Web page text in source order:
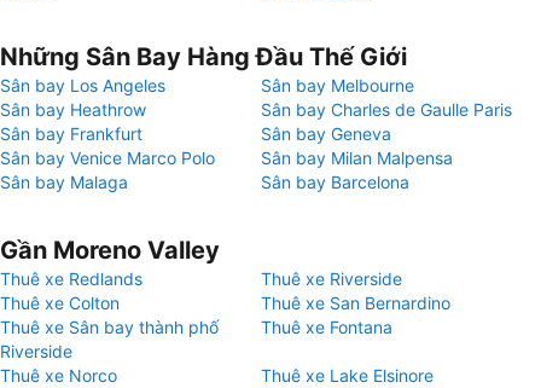
Những Sân Bay Hàng Đầu Thế Giới
Sân bay Los Angeles
Sân bay Melbourne
Sân bay Heathrow
Sân bay Charles de Gaulle Paris
Sân bay Frankfurt
Sân bay Geneva
Sân bay Venice Marco Polo
Sân bay Milan Malpensa
Sân bay Malaga
Sân bay Barcelona
Gần Moreno Valley
Thuê xe Redlands
Thuê xe Riverside
Thuê xe Colton
Thuê xe San Bernardino
Thuê xe Sân bay thành phố
Riverside
Thuê xe Fontana
Thuê xe Norco
Thuê xe Lake Elsinore